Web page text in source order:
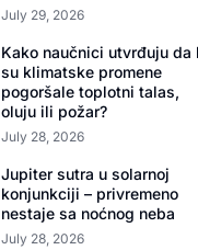
July 29, 2026
Kako naučnici utvrđuju da
su klimatske promene
pogoršale toplotni talas,
oluju ili požar?
July 28, 2026
Jupiter sutra u solarnoj
konjunkciji – privremeno
nestaje sa noćnog neba
July 28, 2026